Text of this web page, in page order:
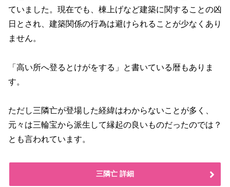
ていました。現在でも、棟上げなど建築に関することの凶
日とされ、建築関係の行為は避けられることが少なくあり
ません。
「高い所へ登るとけがをする」と書いている暦もありま
す。
ただし三隣亡が登場した経緯はわからないことが多く、
元々は三輪宝から派生して縁起の良いものだったのでは？
とも言われています。
三隣亡 詳細